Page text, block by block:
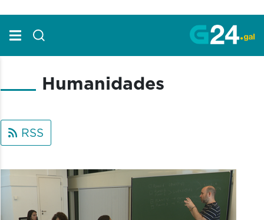
Humanidades
RSS